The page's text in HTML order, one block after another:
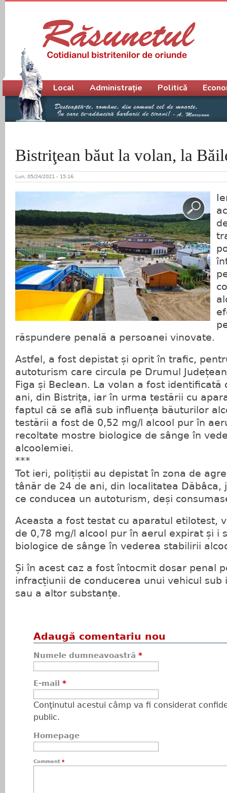
Bistriţean băut la volan, la
Lun, 05/24/2021 - 15:16
răspundere penală a persoanei vinovate.
Astfel, a fost depistat și oprit în trafic,
autoturism care circula pe Drumul
Figa și Beclean. La volan a fost identificată
ani, din Bistrița, iar în urma testării cu
faptul că se află sub influența băuturilor
testării a fost de 0,52 mg/l alcool pur în
recoltate mostre biologice de sânge în
alcoolemiei.
***
Tot ieri, polițiștii au depistat în zona de
tânăr de 24 de ani, din localitatea Dăbâca,
ce conducea un autoturism, deși
Aceasta a fost testat cu aparatul etilotest,
de 0,78 mg/l alcool pur în aerul expirat și i
biologice de sânge în vederea stabilirii
Și în acest caz a fost întocmit dosar penal
infracțiunii de conducerea unui vehicul sub
sau a altor substanțe.
Adaugă comentariu nou
Numele dumneavoastră *
E-mail *
Conţinutul acestui câmp va fi considerat
public.
Homepage
Comment *
Meniu principal
Local Administrație Politică